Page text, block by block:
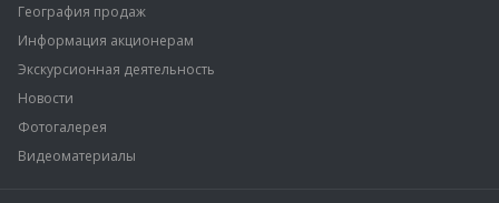
География продаж
Информация акционерам
Экскурсионная деятельность
Новости
Фотогалерея
Видеоматериалы